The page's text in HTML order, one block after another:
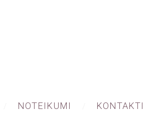
NOTEIKUMI KONTAKTI